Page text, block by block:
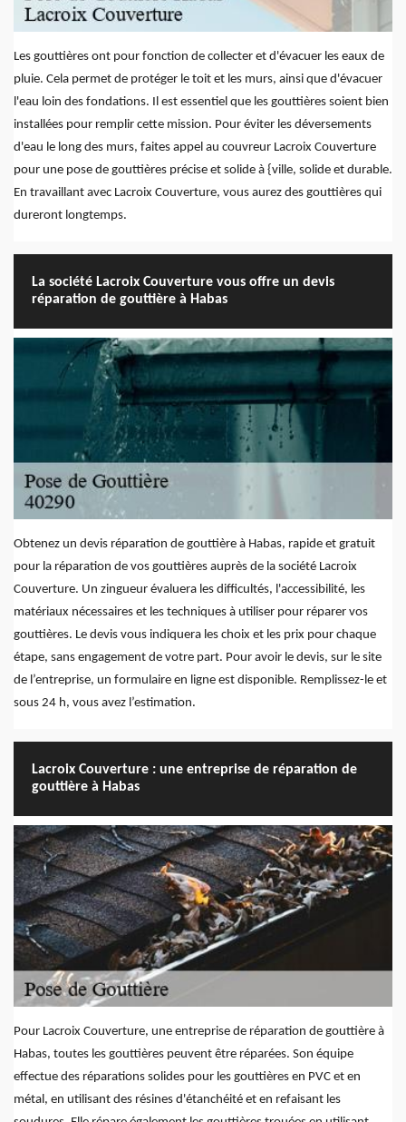
Les gouttières ont pour fonction de collecter et d'évacuer les eaux de
pluie. Cela permet de protéger le toit et les murs, ainsi que d'évacuer
l'eau loin des fondations. Il est essentiel que les gouttières soient bien
installées pour remplir cette mission. Pour éviter les déversements
d'eau le long des murs, faites appel au couvreur Lacroix Couverture
pour une pose de gouttières précise et solide à {ville, solide et durable.
En travaillant avec Lacroix Couverture, vous aurez des gouttières qui
dureront longtemps.
La société Lacroix Couverture vous offre un devis
réparation de gouttière à Habas
Obtenez un devis réparation de gouttière à Habas, rapide et gratuit
pour la réparation de vos gouttières auprès de la société Lacroix
Couverture. Un zingueur évaluera les difficultés, l'accessibilité, les
matériaux nécessaires et les techniques à utiliser pour réparer vos
gouttières. Le devis vous indiquera les choix et les prix pour chaque
étape, sans engagement de votre part. Pour avoir le devis, sur le site
de l’entreprise, un formulaire en ligne est disponible. Remplissez-le et
sous 24 h, vous avez l’estimation.
Lacroix Couverture : une entreprise de réparation de
gouttière à Habas
Pour Lacroix Couverture, une entreprise de réparation de gouttière à
Habas, toutes les gouttières peuvent être réparées. Son équipe
effectue des réparations solides pour les gouttières en PVC et en
métal, en utilisant des résines d'étanchéité et en refaisant les